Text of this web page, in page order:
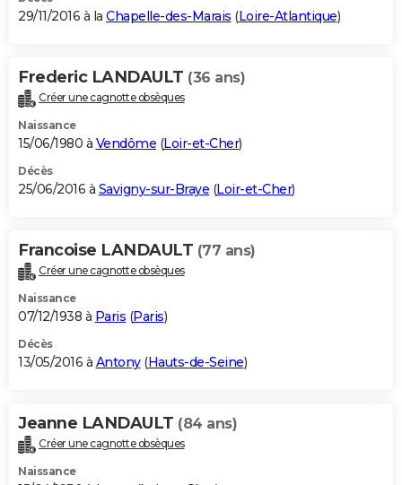
29/11/2016 à la Chapelle-des-Marais (Loire-Atlantique)
Frederic LANDAULT (36 ans)
Créer une cagnotte obsèques
Naissance
15/06/1980 à Vendôme (Loir-et-Cher)
Décès
25/06/2016 à Savigny-sur-Braye (Loir-et-Cher)
Francoise LANDAULT (77 ans)
Créer une cagnotte obsèques
Naissance
07/12/1938 à Paris (Paris)
Décès
13/05/2016 à Antony(Hauts-de-Seine)
Jeanne LANDAULT (84 ans)
Créer une cagnotte obsèques
Naissance